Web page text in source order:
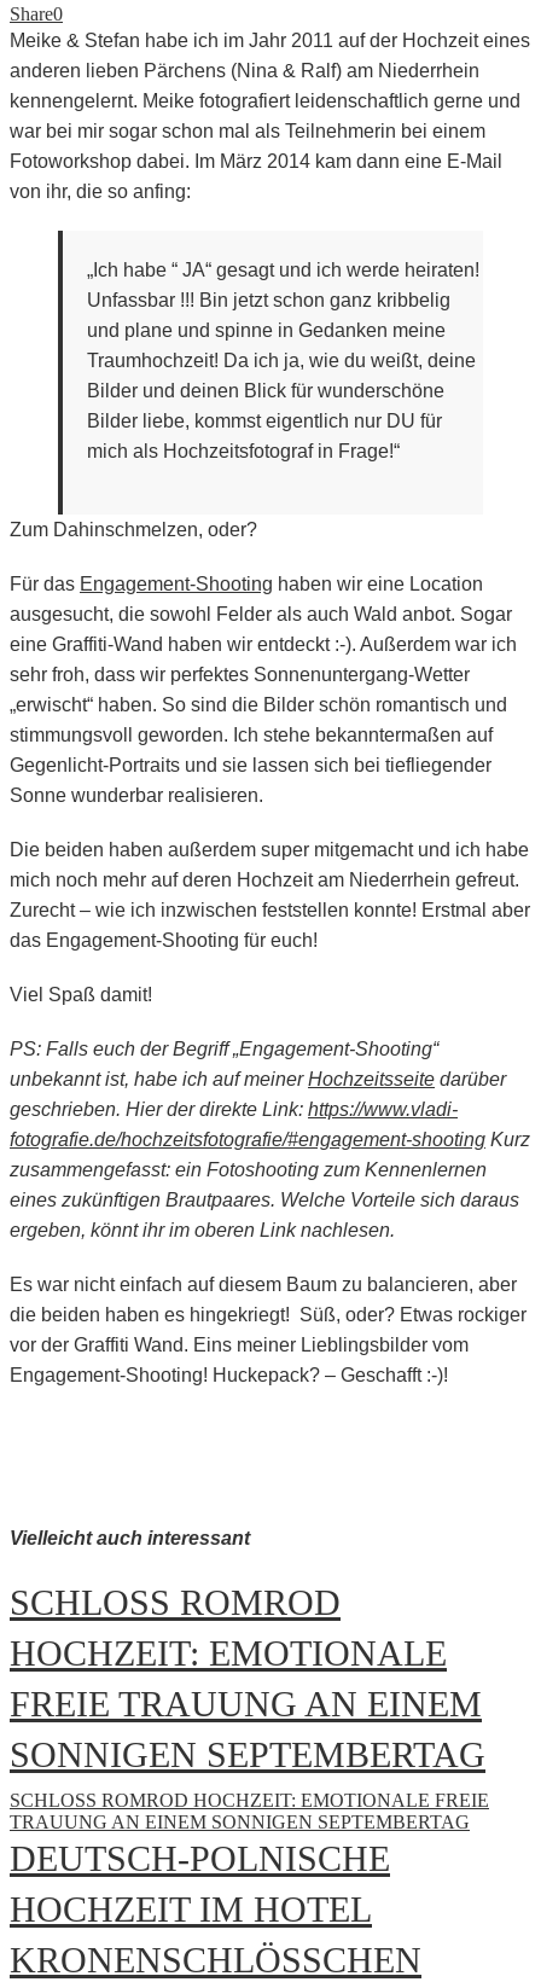
Share0
Meike & Stefan habe ich im Jahr 2011 auf der Hochzeit eines
anderen lieben Pärchens (Nina & Ralf) am Niederrhein
kennengelernt. Meike fotografiert leidenschaftlich gerne und
war bei mir sogar schon mal als Teilnehmerin bei einem
Fotoworkshop dabei. Im März 2014 kam dann eine E-Mail
von ihr, die so anfing:
„Ich habe “ JA“ gesagt und ich werde heiraten!
Unfassbar !!! Bin jetzt schon ganz kribbelig
und plane und spinne in Gedanken meine
Traumhochzeit! Da ich ja, wie du weißt, deine
Bilder und deinen Blick für wunderschöne
Bilder liebe, kommst eigentlich nur DU für
mich als Hochzeitsfotograf in Frage!“
Zum Dahinschmelzen, oder?
Für das Engagement-Shooting haben wir eine Location
ausgesucht, die sowohl Felder als auch Wald anbot. Sogar
eine Graffiti-Wand haben wir entdeckt :-). Außerdem war ich
sehr froh, dass wir perfektes Sonnenuntergang-Wetter
„erwischt“ haben. So sind die Bilder schön romantisch und
stimmungsvoll geworden. Ich stehe bekanntermaßen auf
Gegenlicht-Portraits und sie lassen sich bei tiefliegender
Sonne wunderbar realisieren.
Die beiden haben außerdem super mitgemacht und ich habe
mich noch mehr auf deren Hochzeit am Niederrhein gefreut.
Zurecht – wie ich inzwischen feststellen konnte! Erstmal aber
das Engagement-Shooting für euch!
Viel Spaß damit!
PS: Falls euch der Begriff „Engagement-Shooting“
unbekannt ist, habe ich auf meinerHochzeitsseite darüber
geschrieben. Hier der direkte Link: https://www.vladi-
fotografie.de/hochzeitsfotografie/#engagement-shooting Kurz
zusammengefasst: ein Fotoshooting zum Kennenlernen
eines zukünftigen Brautpaares. Welche Vorteile sich daraus
ergeben, könnt ihr im oberen Link nachlesen.
Es war nicht einfach auf diesem Baum zu balancieren, aber
die beiden haben es hingekriegt! Süß, oder? Etwas rockiger
vor der Graffiti Wand. Eins meiner Lieblingsbilder vom
Engagement-Shooting! Huckepack? – Geschafft :-)!
Vielleicht auch interessant
SCHLOSS ROMROD
HOCHZEIT: EMOTIONALE
FREIE TRAUUNG AN EINEM
SONNIGEN SEPTEMBERTAG
SCHLOSS ROMROD HOCHZEIT: EMOTIONALE FREIE
TRAUUNG AN EINEM SONNIGEN SEPTEMBERTAG
DEUTSCH-POLNISCHE
HOCHZEIT IM HOTEL
KRONENSCHLÖSSCHEN